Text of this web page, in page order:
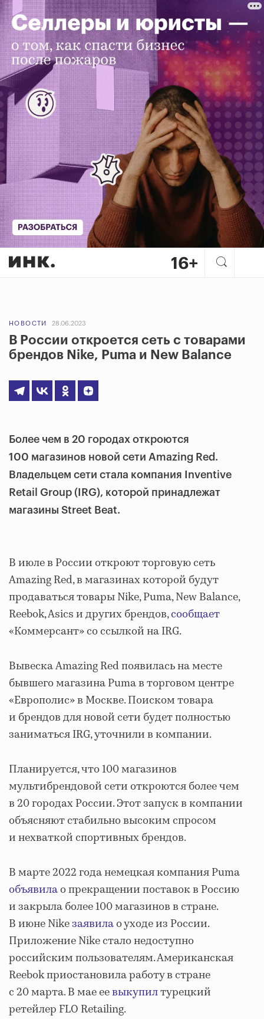
НОВОСТИ 28.06.2023
В России откроется сеть с товарами
брендов Nike, Puma и New Balance
Более чем в 20 городах откроются
100 магазинов новой сети Amazing Red.
Владельцем сети стала компания Inventive
Retail Group (IRG), которой принадлежат
магазины Street Beat.
В июле в России откроют торговую сеть
Amazing Red, в магазинах которой будут
продаваться товары Nike, Puma, New Balance,
Reebok, Asics и других брендов,сообщает
«Коммерсант» со ссылкой на IRG.
Вывеска Amazing Red появилась на месте
бывшего магазина Puma в торговом центре
«Европолис» в Москве. Поиском товара
и брендов для новой сети будет полностью
заниматься IRG, уточнили в компании.
Планируется, что 100 магазинов
мультибрендовой сети откроются более чем
в 20 городах России. Этот запуск в компании
объясняют стабильно высоким спросом
и нехваткой спортивных брендов.
В марте 2022 года немецкая компания Puma
объявилао прекращении поставок в Россию
и закрыла более 100 магазинов в стране.
В июне Nikeзаявилао уходе из России.
Приложение Nike стало недоступно
российским пользователям. Американская
Reebok приостановила работу в стране
с 20 марта. В мае еевыкупилтурецкий
ретейлер FLO Retailing.